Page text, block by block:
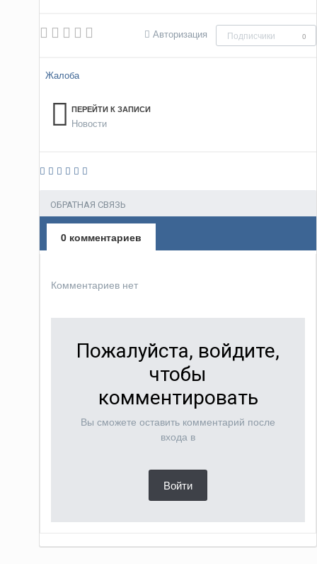
Авторизация Подписчики 0
Жалоба
ПЕРЕЙТИ К ЗАПИСИ
Новости
ОБРАТНАЯ СВЯЗЬ
0 комментариев
Комментариев нет
Пожалуйста, войдите,
чтобы
комментировать
Вы сможете оставить комментарий после
входа в
Войти